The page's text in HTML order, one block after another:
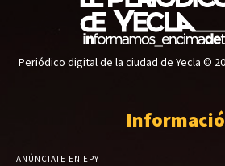
Periódico digital de la ciudad de Yecla ©
ANÚNCIATE EN EPY